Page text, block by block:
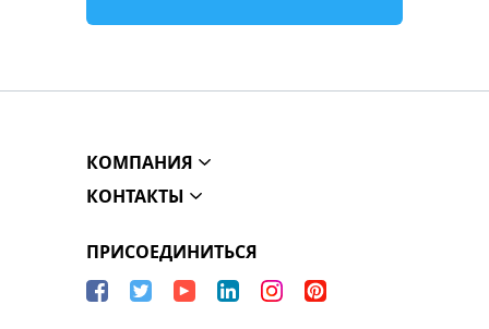
КОМПАНИЯ
КОНТАКТЫ
ПРИСОЕДИНИТЬСЯ